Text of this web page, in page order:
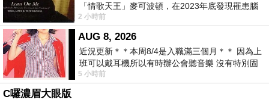
「情歌天王」麥可波頓，在2023年底發現罹患腦
瘤「祈禱早日康復，一切都好」。
2 小時前
AUG 8, 2026
近況更新＊＊本周8/4是入職滿三個月＊＊ 因為上
班可以戴耳機所以有時辦公會聽音樂 沒有特別固
定哪天但就是一周某一天會固定聽'90
5 小時前
C囉濃眉大眼版